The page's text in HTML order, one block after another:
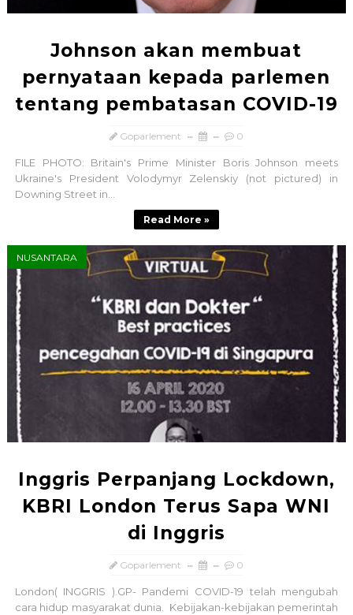
Johnson akan membuat
pernyataan kepada parlemen
tentang pembatasan COVID-19
Goparlement 0
FILE PHOTO: Britain's Prime Minister Boris Johnson meets
Ukraine's President Volodymyr Zelenskiy (not pictured) in
Downing Street in...
Read More »
NUSANTARA
Inggris Perpanjang Lockdown,
KBRI London Terus Sapa WNI
di Inggris
Goparlement 0
London( INGGRIS ).GP- Pandemi COVID-19 telah mengubah
cara hidup masyarakat dunia. Kebijakan-kebijakan pemerintah